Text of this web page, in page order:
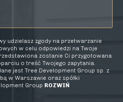
udzielasz zgody na przetwarzanie
w celu odpowiedzi na Twoje
zostanie Ci przygotowana
o treść Twojego zapytania.
jest Tree Development Group sp. z
w Warszawie oraz spółki
Group ROZWIŃ